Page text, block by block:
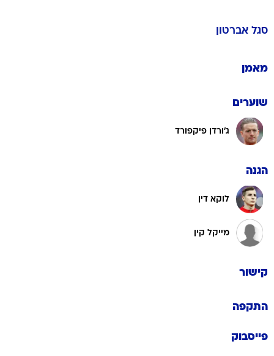
סגל אברטון
מאמן
שוערים
ג'ורדן פיקפורד
הגנה
לוקא דין
מייקל קין
קישור
התקפה
פייסבוק